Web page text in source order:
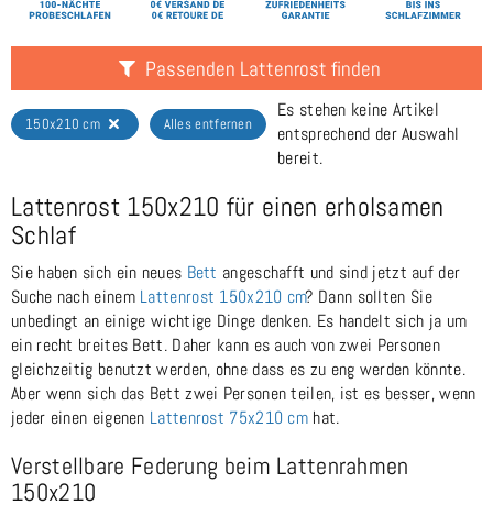
Passenden Lattenrost finden
150x210 cm Alles entfernen
Es stehen keine Artikel
entsprechend der Auswahl
bereit.
Lattenrost 150x210 für einen erholsamen
Schlaf
Sie haben sich ein neues Bett angeschafft und sind jetzt auf der
Suche nach einem Lattenrost 150x210 cm? Dann sollten Sie
unbedingt an einige wichtige Dinge denken. Es handelt sich ja um
ein recht breites Bett. Daher kann es auch von zwei Personen
gleichzeitig benutzt werden, ohne dass es zu eng werden könnte.
Aber wenn sich das Bett zwei Personen teilen, ist es besser, wenn
jeder einen eigenen Lattenrost 75x210 cm hat.
Verstellbare Federung beim Lattenrahmen
150x210